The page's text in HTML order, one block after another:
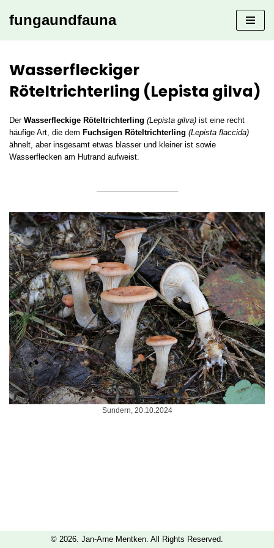
fungaundfauna
Wasserfleckiger
Röteltrichterling (Lepista gilva)
Der Wasserfleckige Röteltrichterling (Lepista gilva) ist eine recht
häufige Art, die dem Fuchsigen Röteltrichterling (Lepista flaccida)
ähnelt, aber insgesamt etwas blasser und kleiner ist sowie
Wasserflecken am Hutrand aufweist.
Sundern, 20.10.2024
© 2026. Jan-Arne Mentken. All Rights Reserved.